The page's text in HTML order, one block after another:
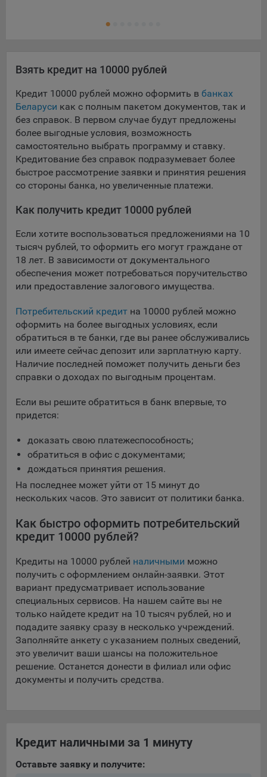
Взять кредит на 10000 рублей
Кредит 10000 рублей можно оформить в банках
Беларуси как с полным пакетом документов, так и
без справок. В первом случае будут предложены
более выгодные условия, возможность
самостоятельно выбрать программу и ставку.
Кредитование без справок подразумевает более
быстрое рассмотрение заявки и принятия решения
со стороны банка, но увеличенные платежи.
Как получить кредит 10000 рублей
Если хотите воспользоваться предложениями на 10
тысяч рублей, то оформить его могут граждане от
18 лет. В зависимости от документального
обеспечения может потребоваться поручительство
или предоставление залогового имущества.
Потребительский кредит на 10000 рублей можно
оформить на более выгодных условиях, если
обратиться в те банки, где вы ранее обслуживались
или имеете сейчас депозит или зарплатную карту.
Наличие последней поможет получить деньги без
справки о доходах по выгодным процентам.
Если вы решите обратиться в банк впервые, то
придется:
доказать свою платежеспособность;
обратиться в офис с документами;
дождаться принятия решения.
На последнее может уйти от 15 минут до
нескольких часов. Это зависит от политики банка.
Как быстро оформить потребительский
кредит 10000 рублей?
Кредиты на 10000 рублей наличными можно
получить с оформлением онлайн-заявки. Этот
вариант предусматривает использование
специальных сервисов. На нашем сайте вы не
только найдете кредит на 10 тысяч рублей, но и
подадите заявку сразу в несколько учреждений.
Заполняйте анкету с указанием полных сведений,
это увеличит ваши шансы на положительное
решение. Останется донести в филиал или офис
документы и получить средства.
Кредит наличными за 1 минуту
Оставьте заявку и получите: